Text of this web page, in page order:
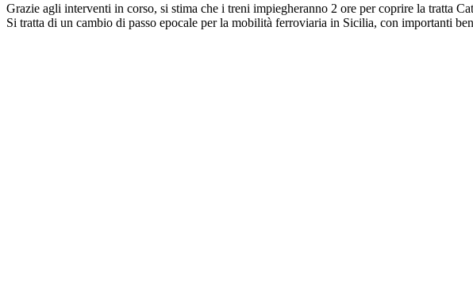
Grazie agli interventi in corso, si stima che i treni impiegheranno 2 ore per coprire la tratta
Si tratta di un cambio di passo epocale per la mobilità ferroviaria in Sicilia, con importanti